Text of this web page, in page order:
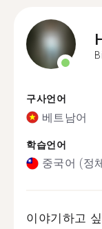
구사언어
베트남어
학습언어
중국어 (정
이야기하고